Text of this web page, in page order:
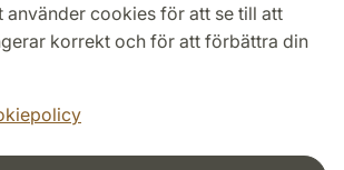
använder cookies för att se till att
korrekt och för att förbättra din